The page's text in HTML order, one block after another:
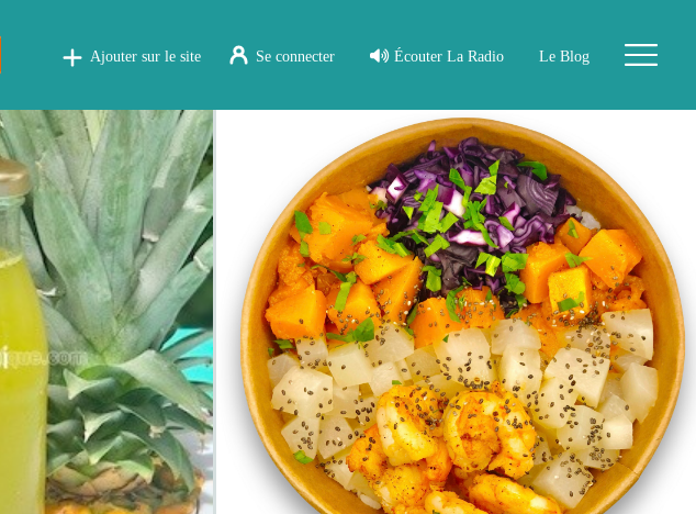
Ajouter sur le site Se connecter Écouter La Radio Le Blog